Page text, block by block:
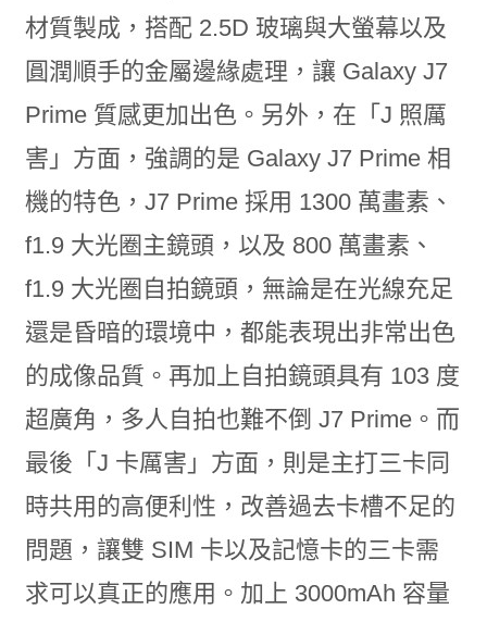
材質製成，搭配 2.5D 玻璃與大螢幕以及
圓潤順手的金屬邊緣處理，讓 Galaxy J7
Prime 質感更加出色。另外，在「J 照厲
害」方面，強調的是 Galaxy J7 Prime 相
機的特色，J7 Prime 採用 1300 萬畫素、
f1.9 大光圈主鏡頭，以及 800 萬畫素、
f1.9 大光圈自拍鏡頭，無論是在光線充足
還是昏暗的環境中，都能表現出非常出色
的成像品質。再加上自拍鏡頭具有 103 度
超廣角，多人自拍也難不倒 J7 Prime。而
最後「J 卡厲害」方面，則是主打三卡同
時共用的高便利性，改善過去卡槽不足的
問題，讓雙 SIM 卡以及記憶卡的三卡需
求可以真正的應用。加上 3000mAh 容量